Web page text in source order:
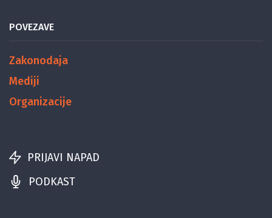
POVEZAVE
Zakonodaja
Mediji
Organizacije
PRIJAVI NAPAD
PODKAST